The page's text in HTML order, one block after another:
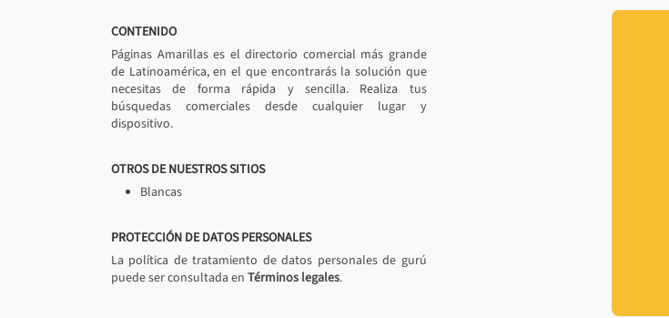
CONTENIDO
Páginas Amarillas es el directorio comercial más grande
de Latinoamérica, en el que encontrarás la solución que
necesitas de forma rápida y sencilla. Realiza tus
búsquedas comerciales desde cualquier lugar y
dispositivo.
OTROS DE NUESTROS SITIOS
Blancas
PROTECCIÓN DE DATOS PERSONALES
La política de tratamiento de datos personales de gurú
puede ser consultada en Términos legales.